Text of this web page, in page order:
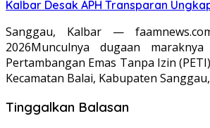
Kalbar Desak APH Transparan
Sanggau, Kalbar —
2026Munculnya dugaan
Pertambangan Emas Tanpa Izin
Kecamatan Balai, Kabupaten
Tinggalkan Balasan